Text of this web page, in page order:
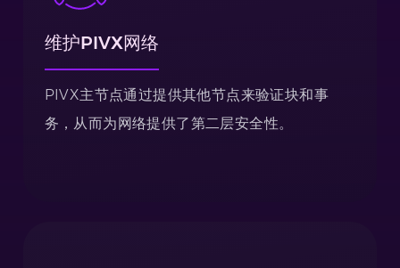
维护PIVX网络
PIVX主节点通过提供其他节点来验证块和事
务，从而为网络提供了第二层安全性。